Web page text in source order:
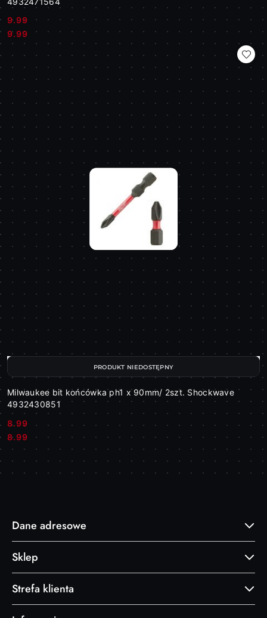
Cena:
9.99
Cena:
9.99
Milwaukee bit końcówka ph1 x 90mm/ 2szt. Shockwave
4932430851
Cena:
8.99
Cena:
8.99
PRODUKT NIEDOSTĘPNY
Dane adresowe
Sklep
Strefa klienta